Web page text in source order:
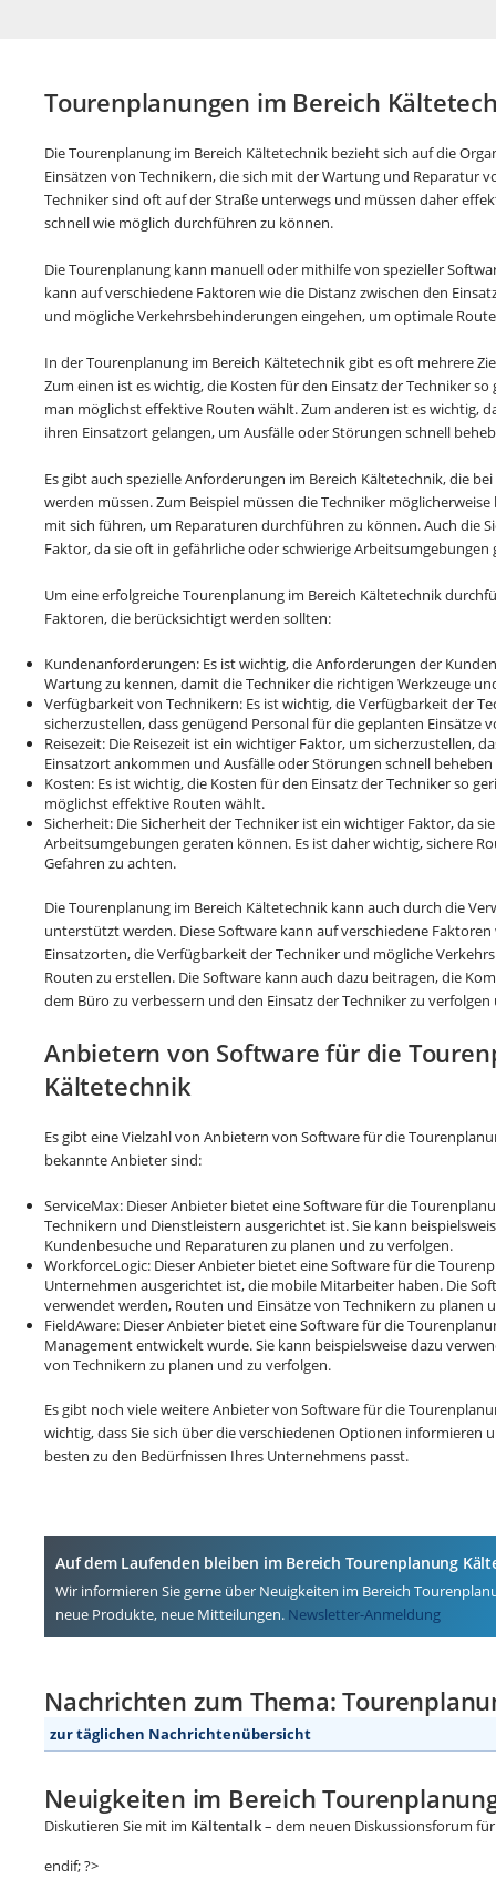
Tourenplanungen im Bereich
Die Tourenplanung im Bereich Kältetechnik bezieht sich auf die
Einsätzen von Technikern, die sich mit der Wartung und Reparatur
Techniker sind oft auf der Straße unterwegs und müssen daher
schnell wie möglich durchführen zu können.
Die Tourenplanung kann manuell oder mithilfe von spezieller
kann auf verschiedene Faktoren wie die Distanz zwischen den
und mögliche Verkehrsbehinderungen eingehen, um optimale
In der Tourenplanung im Bereich Kältetechnik gibt es oft mehrere
Zum einen ist es wichtig, die Kosten für den Einsatz der Techniker
man möglichst effektive Routen wählt. Zum anderen ist es wichtig,
ihren Einsatzort gelangen, um Ausfälle oder Störungen schnell
Es gibt auch spezielle Anforderungen im Bereich Kältetechnik, die
werden müssen. Zum Beispiel müssen die Techniker
mit sich führen, um Reparaturen durchführen zu können. Auch die
Faktor, da sie oft in gefährliche oder schwierige
Um eine erfolgreiche Tourenplanung im Bereich Kältetechnik
Faktoren, die berücksichtigt werden sollten:
Kundenanforderungen: Es ist wichtig, die Anforderungen der
Wartung zu kennen, damit die Techniker die richtigen Werkzeuge
Verfügbarkeit von Technikern: Es ist wichtig, die Verfügbarkeit der
sicherzustellen, dass genügend Personal für die geplanten Einsätze
Reisezeit: Die Reisezeit ist ein wichtiger Faktor, um sicherzustellen,
Einsatzort ankommen und Ausfälle oder Störungen schnell
Kosten: Es ist wichtig, die Kosten für den Einsatz der Techniker so
möglichst effektive Routen wählt.
Sicherheit: Die Sicherheit der Techniker ist ein wichtiger Faktor, da
Arbeitsumgebungen geraten können. Es ist daher wichtig, sichere
Gefahren zu achten.
Die Tourenplanung im Bereich Kältetechnik kann auch durch die
unterstützt werden. Diese Software kann auf verschiedene Faktoren
Einsatzorten, die Verfügbarkeit der Techniker und mögliche
Routen zu erstellen. Die Software kann auch dazu beitragen, die
dem Büro zu verbessern und den Einsatz der Techniker zu
Anbietern von Software für die
Kältetechnik
Es gibt eine Vielzahl von Anbietern von Software für die
bekannte Anbieter sind:
ServiceMax: Dieser Anbieter bietet eine Software für die
Technikern und Dienstleistern ausgerichtet ist. Sie kann
Kundenbesuche und Reparaturen zu planen und zu verfolgen.
WorkforceLogic: Dieser Anbieter bietet eine Software für die
Unternehmen ausgerichtet ist, die mobile Mitarbeiter haben. Die
verwendet werden, Routen und Einsätze von Technikern zu planen
FieldAware: Dieser Anbieter bietet eine Software für die
Management entwickelt wurde. Sie kann beispielsweise dazu
von Technikern zu planen und zu verfolgen.
Es gibt noch viele weitere Anbieter von Software für die
wichtig, dass Sie sich über die verschiedenen Optionen informieren
besten zu den Bedürfnissen Ihres Unternehmens passt.
Auf dem Laufenden bleiben im Bereich Tourenplanung
Wir informieren Sie gerne über Neuigkeiten im Bereich
neue Produkte, neue Mitteilungen. Newsletter-Anmeldung
Nachrichten zum Thema:
zur täglichen Nachrichtenübersicht
Neuigkeiten im Bereich
Diskutieren Sie mit im Kältentalk– dem neuen Diskussionsforum
endif; ?>